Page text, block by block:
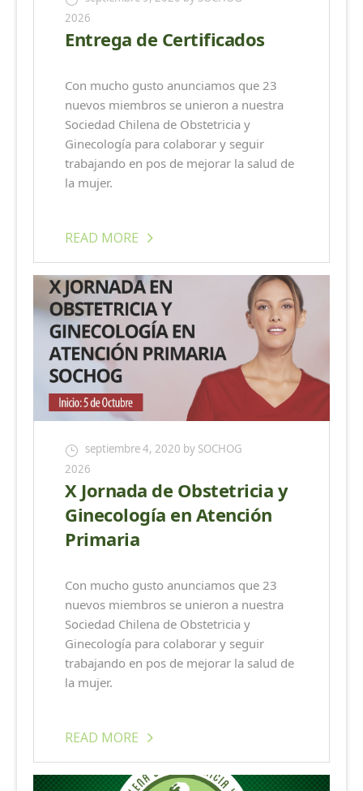
2026
Entrega de Certificados
Con mucho gusto anunciamos que 23
nuevos miembros se unieron a nuestra
Sociedad Chilena de Obstetricia y
Ginecología para colaborar y seguir
trabajando en pos de mejorar la salud de
la mujer.
READ MORE
septiembre 4, 2020 by SOCHOG
2026
X Jornada de Obstetricia y
Ginecología en Atención
Primaria
Con mucho gusto anunciamos que 23
nuevos miembros se unieron a nuestra
Sociedad Chilena de Obstetricia y
Ginecología para colaborar y seguir
trabajando en pos de mejorar la salud de
la mujer.
READ MORE